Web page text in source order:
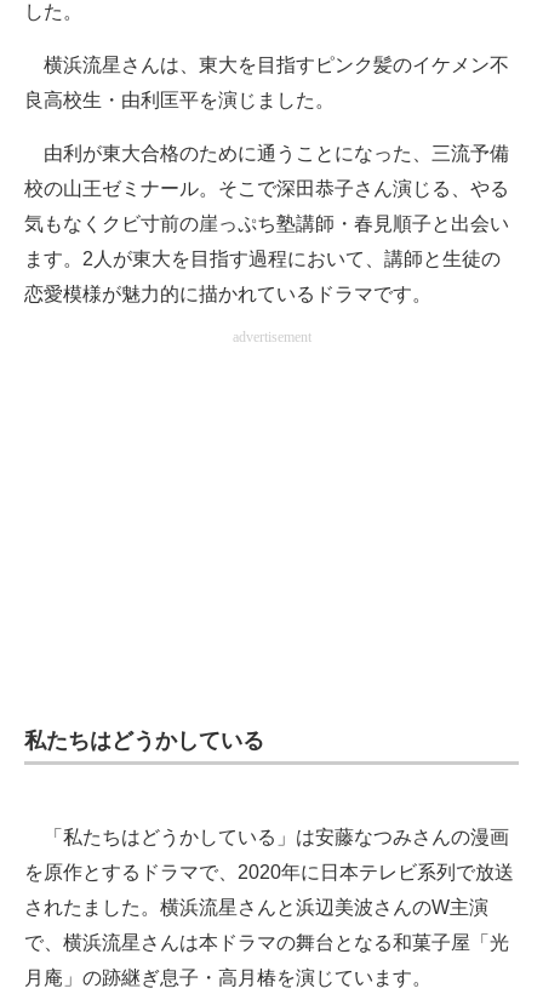
した。
横浜流星さんは、東大を目指すピンク髪のイケメン不
良高校生・由利匡平を演じました。
由利が東大合格のために通うことになった、三流予備
校の山王ゼミナール。そこで深田恭子さん演じる、やる
気もなくクビ寸前の崖っぷち塾講師・春見順子と出会い
ます。2人が東大を目指す過程において、講師と生徒の
恋愛模様が魅力的に描かれているドラマです。
advertisement
私たちはどうかしている
「私たちはどうかしている」は安藤なつみさんの漫画
を原作とするドラマで、2020年に日本テレビ系列で放送
されたました。横浜流星さんと浜辺美波さんのW主演
で、横浜流星さんは本ドラマの舞台となる和菓子屋「光
月庵」の跡継ぎ息子・高月椿を演じています。